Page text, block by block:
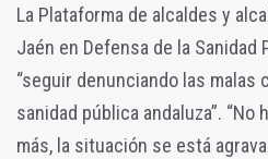
La Plataforma de alcaldes y
Jaén en Defensa de la Sanidad
“seguir denunciando las
sanidad pública andaluza”. “No
más, la situación se está